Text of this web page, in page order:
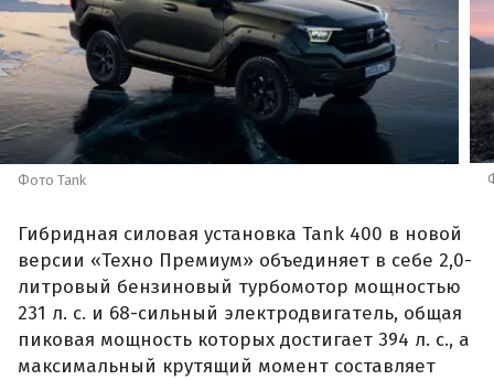
Фото Tank
Гибридная силовая установка Tank 400 в новой
версии «Техно Премиум» объединяет в себе 2,0-
литровый бензиновый турбомотор мощностью
231 л. с. и 68-сильный электродвигатель, общая
пиковая мощность которых достигает 394 л. с., а
максимальный крутящий момент составляет